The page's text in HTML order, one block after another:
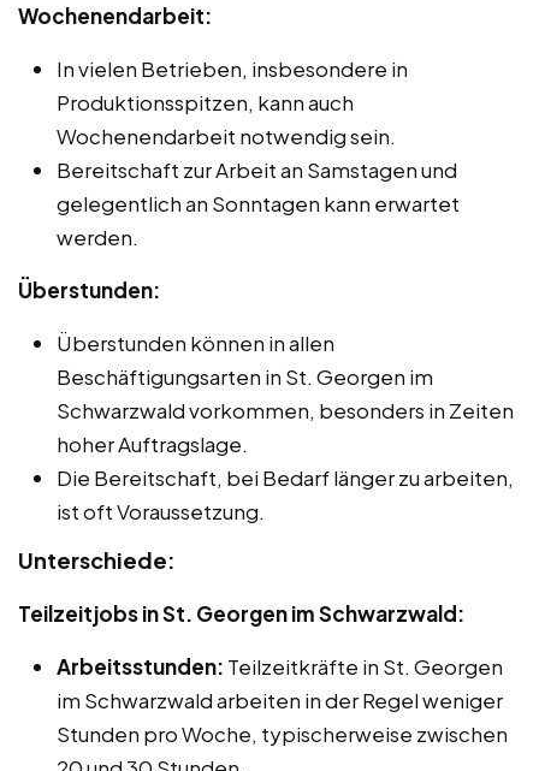
Wochenendarbeit:
In vielen Betrieben, insbesondere in
Produktionsspitzen, kann auch
Wochenendarbeit notwendig sein.
Bereitschaft zur Arbeit an Samstagen und
gelegentlich an Sonntagen kann erwartet
werden.
Überstunden:
Überstunden können in allen
Beschäftigungsarten in St. Georgen im
Schwarzwald vorkommen, besonders in Zeiten
hoher Auftragslage.
Die Bereitschaft, bei Bedarf länger zu arbeiten,
ist oft Voraussetzung.
Unterschiede:
Teilzeitjobs in St. Georgen im Schwarzwald:
Arbeitsstunden: Teilzeitkräfte in St. Georgen
im Schwarzwald arbeiten in der Regel weniger
Stunden pro Woche, typischerweise zwischen